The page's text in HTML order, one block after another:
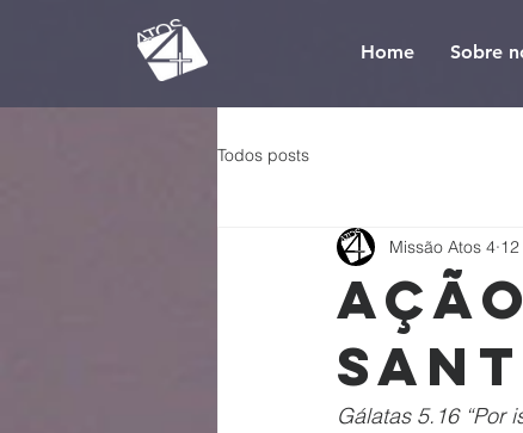
Home Sobre
Todos posts
Missão Atos 4
Gálatas 5.16 “Por